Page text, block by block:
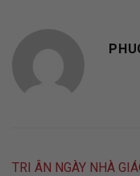
TRI ÂN NGÀY NHÀ